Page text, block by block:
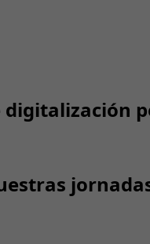
digitalización